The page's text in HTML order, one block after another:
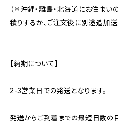
（※沖縄・離島・北海道にお住まい
積りするか、ご注文後に別途追加送
【納期について】
2-3営業日での発送となります。
発送からご到着までの最短日数の